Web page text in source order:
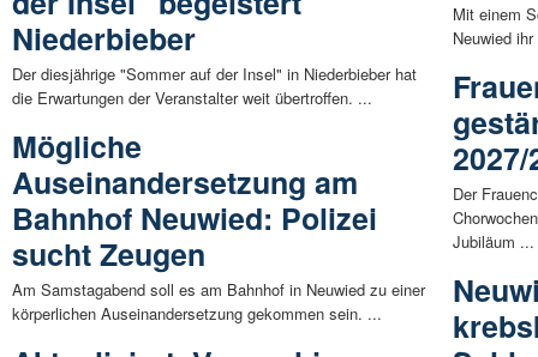
Niederbieber
Der diesjährige "Sommer auf der Insel" in Niederbieber hat
die Erwartungen der Veranstalter weit übertroffen. ...
Mögliche
Auseinandersetzung am
Bahnhof Neuwied: Polizei
sucht Zeugen
Am Samstagabend soll es am Bahnhof in Neuwied zu einer
körperlichen Auseinandersetzung gekommen sein. ...
Mit einem
Neuwied
Der
Jubiläum ...